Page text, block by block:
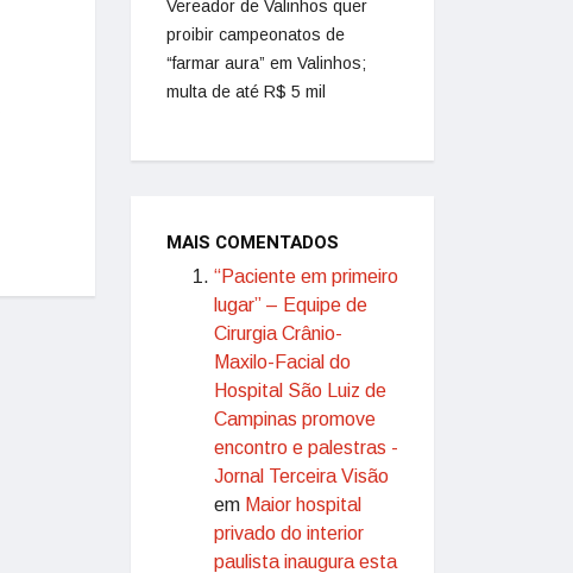
Vereador de Valinhos quer
proibir campeonatos de
“farmar aura” em Valinhos;
multa de até R$ 5 mil
MAIS COMENTADOS
“Paciente em primeiro
lugar” – Equipe de
Cirurgia Crânio-
Maxilo-Facial do
Hospital São Luiz de
Campinas promove
encontro e palestras -
Jornal Terceira Visão
em Maior hospital
privado do interior
paulista inaugura esta